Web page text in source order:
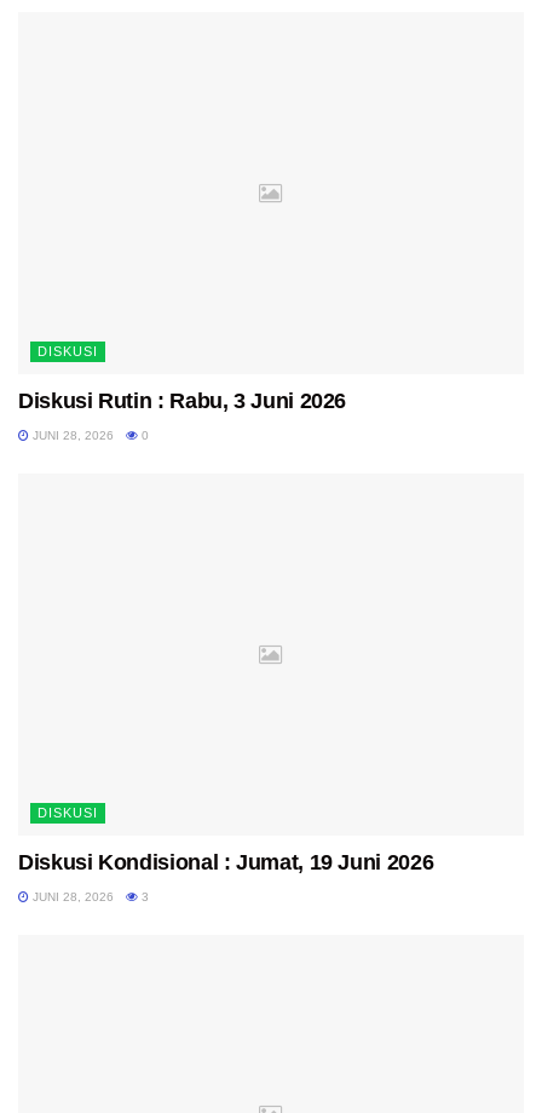
DISKUSI
Diskusi Rutin : Rabu, 3 Juni 2026
JUNI 28, 2026 0
DISKUSI
Diskusi Kondisional : Jumat, 19 Juni 2026
JUNI 28, 2026 3